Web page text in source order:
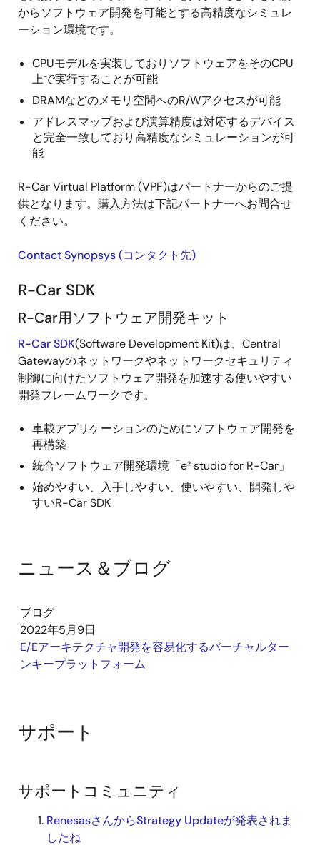
からソフトウェア開発を可能とする高精度なシミュレ
ーション環境です。
CPUモデルを実装しておりソフトウェアをそのCPU
上で実行することが可能
DRAMなどのメモリ空間へのR/Wアクセスが可能
アドレスマップおよび演算精度は対応するデバイス
と完全一致しており高精度なシミュレーションが可
能
R-Car Virtual Platform (VPF)はパートナーからのご提
供となります。購入方法は下記パートナーへお問合せ
ください。
Contact Synopsys (コンタクト先)
R-Car SDK
R-Car用ソフトウェア開発キット
R-Car SDK(Software Development Kit)は、Central
Gatewayのネットワークやネットワークセキュリティ
制御に向けたソフトウェア開発を加速する使いやすい
開発フレームワークです。
車載アプリケーションのためにソフトウェア開発を
再構築
統合ソフトウェア開発環境「e² studio for R-Car」
始めやすい、入手しやすい、使いやすい、開発しや
すいR-Car SDK
ニュース＆ブログ
ブログ
2022年5月9日
E/Eアーキテクチャ開発を容易化するバーチャルター
ンキープラットフォーム
サポート
サポートコミュニティ
RenesasさんからStrategy Updateが発表されま
したね